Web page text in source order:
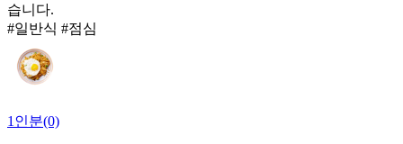
습니다.
#일반식 #점심
1인분(0)